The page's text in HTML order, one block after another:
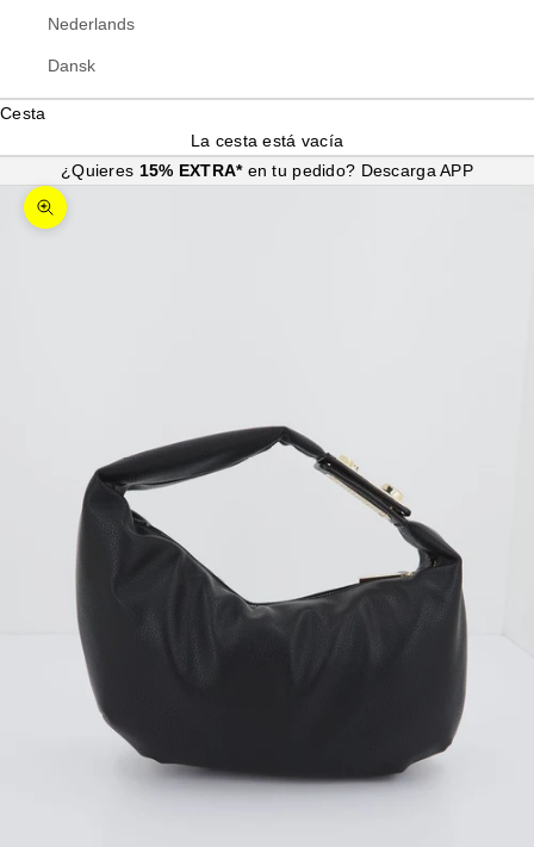
Nederlands
Dansk
Cesta
La cesta está vacía
¿Quieres 15% EXTRA* en tu pedido? Descarga APP
Zoom